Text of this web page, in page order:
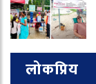
लोकप्रिय